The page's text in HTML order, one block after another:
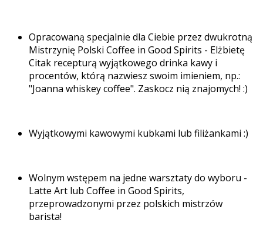
Opracowaną specjalnie dla Ciebie przez dwukrotną
Mistrzynię Polski Coffee in Good Spirits - Elżbietę
Citak recepturą wyjątkowego drinka kawy i
procentów, którą nazwiesz swoim imieniem, np.:
"Joanna whiskey coffee". Zaskocz nią znajomych! :)
Wyjątkowymi kawowymi kubkami lub filiżankami :)
Wolnym wstępem na jedne warsztaty do wyboru -
Latte Art lub Coffee in Good Spirits,
przeprowadzonymi przez polskich mistrzów
barista!